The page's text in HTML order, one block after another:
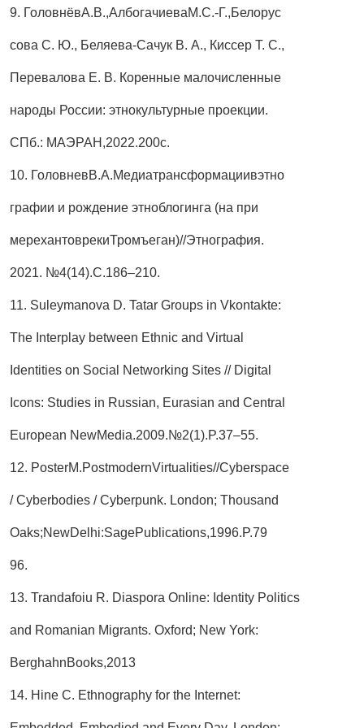
9. ГоловнёвА.В.,АлбогачиеваМ.С.-Г.,Белорус
сова С. Ю., Беляева-Сачук В. А., Киссер Т. С.,
Перевалова Е. В. Коренные малочисленные
народы России: этнокультурные проекции.
СПб.: МАЭРАН,2022.200с.
10. ГоловневВ.А.Медиатрансформациивэтно
графии и рождение этноблогинга (на при
мерехантоврекиТромъеган)//Этнография.
2021. №4(14).С.186–210.
11. Suleymanova D. Tatar Groups in Vkontakte:
The Interplay between Ethnic and Virtual
Identities on Social Networking Sites // Digital
Icons: Studies in Russian, Eurasian and Central
European NewMedia.2009.№2(1).P.37–55.
12. PosterM.PostmodernVirtualities//Cyberspace
/ Cyberbodies / Cyberpunk. London; Thousand
Oaks;NewDelhi:SagePublications,1996.P.79
96.
13. Trandafoiu R. Diaspora Online: Identity Politics
and Romanian Migrants. Oxford; New York:
BerghahnBooks,2013
14. Hine C. Ethnography for the Internet: